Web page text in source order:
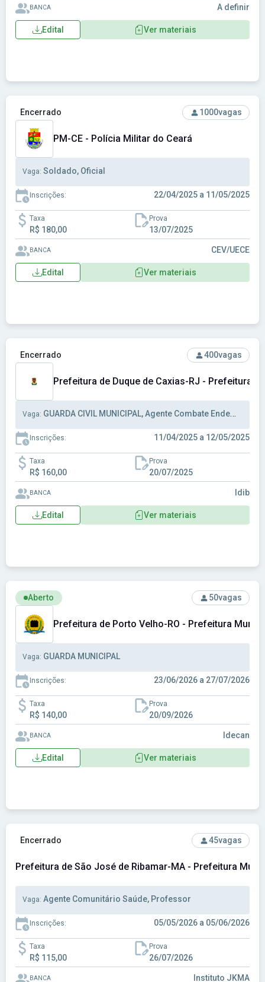
BANCA A definir
Edital Ver materiais
Ver concurso: PM-CE - Polícia Militar do Ceará
Encerrado 1000vagas
PM-CE - Polícia Militar do Ceará
Vaga: Soldado, Oficial
Inscrições: 22/04/2025 a 11/05/2025
Taxa
R$ 180,00
Prova
13/07/2025
BANCA CEV/UECE
Edital Ver materiais
Ver concurso: Prefeitura de Duque de Caxias-RJ -
Encerrado 400vagas
Prefeitura de Duque de Caxias-RJ - Prefeitura
Vaga: GUARDA CIVIL MUNICIPAL, Agente Combate Endemias, Agente Comunitário de Saúde
Inscrições: 11/04/2025 a 12/05/2025
Taxa
R$ 160,00
Prova
20/07/2025
BANCA Idib
Edital Ver materiais
Ver concurso: Prefeitura de Porto Velho-RO - Prefeitura
Aberto 50vagas
Prefeitura de Porto Velho-RO - Prefeitura
Vaga: GUARDA MUNICIPAL
Inscrições: 23/06/2026 a 27/07/2026
Taxa
R$ 140,00
Prova
20/09/2026
BANCA Idecan
Edital Ver materiais
Ver concurso: Prefeitura de São José de Ribamar-MA -
Encerrado 45vagas
Prefeitura de São José de Ribamar-MA - Prefeitura
Vaga: Agente Comunitário Saúde, Professor
Inscrições: 05/05/2026 a 05/06/2026
Taxa
R$ 115,00
Prova
26/07/2026
BANCA Instituto JKMA